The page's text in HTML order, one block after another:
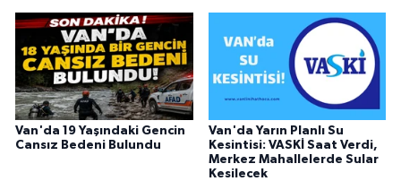
tercih etmiştir.
Van'da 19 Yaşındaki Gencin
Cansız Bedeni Bulundu
Van'da Yarın Planlı Su
Kesintisi: VASKİ Saat Verdi,
Merkez Mahallelerde Sular
Kesilecek